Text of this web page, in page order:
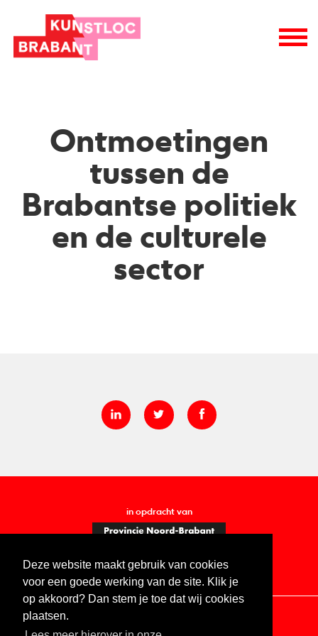
Deze website maakt gebruik van cookies
voor een goede werking van de site. Klik je
op akkoord? Dan stem je toe dat wij cookies
plaatsen.
logo
Ontmoetingen
tussen de
Brabantse politiek
en de culturele
sector
in opdracht van